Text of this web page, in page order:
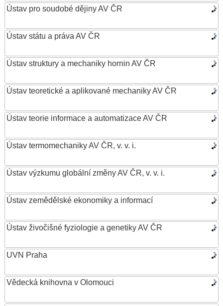
Ústav pro soudobé dějiny AV ČR
Ústav státu a práva AV ČR
Ústav struktury a mechaniky hornin AV ČR
Ústav teoretické a aplikované mechaniky AV ČR
Ústav teorie informace a automatizace AV ČR
Ústav termomechaniky AV ČR, v. v. i.
Ústav výzkumu globální změny AV ČR, v. v. i.
Ústav zemědělské ekonomiky a informací
Ústav živočišné fyziologie a genetiky AV ČR
UVN Praha
Vědecká knihovna v Olomouci